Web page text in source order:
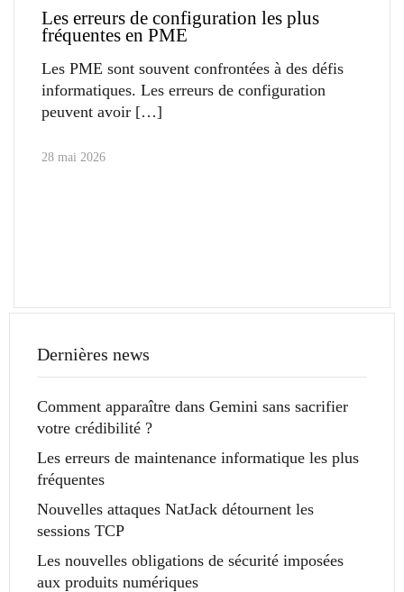
Les erreurs de configuration les plus
fréquentes en PME
Les PME sont souvent confrontées à des défis
informatiques. Les erreurs de configuration
peuvent avoir
28 mai 2026
Dernières news
Comment apparaître dans Gemini sans sacrifier
votre crédibilité ?
Les erreurs de maintenance informatique les plus
fréquentes
Nouvelles attaques NatJack détournent les
sessions TCP
Les nouvelles obligations de sécurité imposées
aux produits numériques